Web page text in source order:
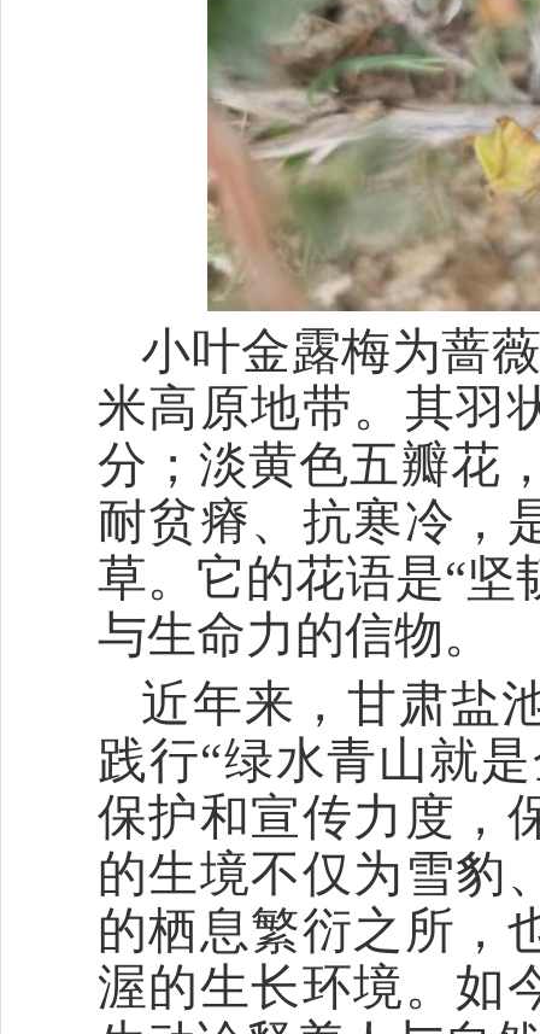
小叶金露梅为蔷
米高原地带。其羽
分；淡黄色五瓣花
耐贫瘠、抗寒冷，
草。它的花语是“坚
与生命力的信物。
近年来，甘肃盐
践行“绿水青山就
保护和宣传力度，
的生境不仅为雪豹
的栖息繁衍之所，
渥的生长环境。如